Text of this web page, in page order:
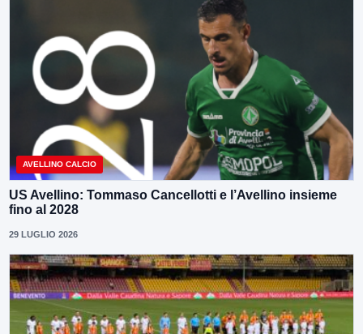
AVELLINO CALCIO
US Avellino: Tommaso Cancellotti e l’Avellino insieme
fino al 2028
29 LUGLIO 2026